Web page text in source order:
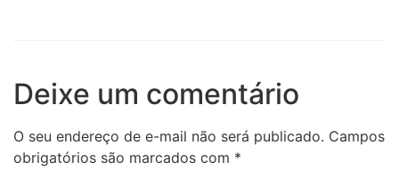
Deixe um comentário
O seu endereço de e-mail não será publicado. Campos
obrigatórios são marcados com *